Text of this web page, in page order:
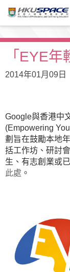
主
「EYE年
2014年01月09日
Google與香港中
(Empowering
劃旨在鼓勵本地
括工作坊、研討
生、有志創業或
此處 。